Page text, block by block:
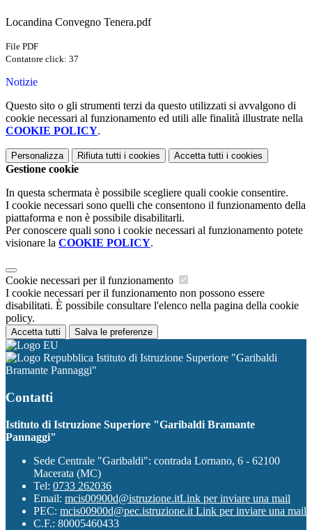
Locandina Convegno Tenera.pdf
File PDF
Contatore click: 37
Notizie
Questo sito o gli strumenti terzi da questo utilizzati si avvalgono di
cookie necessari al funzionamento ed utili alle finalità illustrate nella
COOKIE POLICY.
Personalizza Rifiuta tutti i cookies Accetta tutti i cookies
Gestione cookie
In questa schermata è possibile scegliere quali cookie consentire.
I cookie necessari sono quelli che consentono il funzionamento della
piattaforma e non è possibile disabilitarli.
Per conoscere quali sono i cookie necessari al funzionamento potete
visionare la COOKIE POLICY.
Cookie necessari per il funzionamento
I cookie necessari per il funzionamento non possono essere
disabilitati. È possibile consultare l'elenco nella pagina della cookie
policy.
Accetta tutti Salva le preferenze
Istituto di Istruzione Superiore "Garibaldi
Bramante Pannaggi"
Contatti
Istituto di Istruzione Superiore "Garibaldi Bramante
Pannaggi"
Sede Centrale "Garibaldi": contrada Lornano, 6 - 62100
Macerata (MC)
Tel: 0733 262036
Email: mcis00900d@istruzione.itLink per inviare una mail
PEC: mcis00900d@pec.istruzione.it Link per inviare una mail
C.F.: 80005460433